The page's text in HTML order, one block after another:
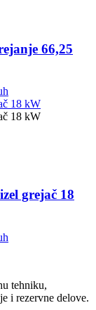
66,25
grejač 18
tehniku,
i rezervne delove.